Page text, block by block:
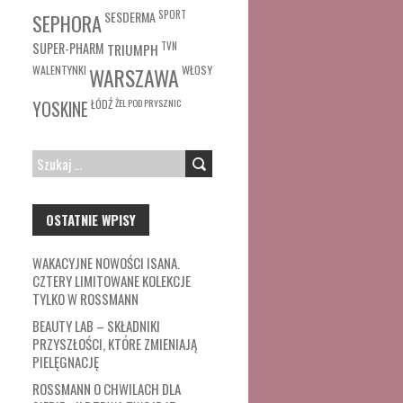
SEPHORASESDERMA SPORT
SUPER-PHARM TRIUMPH TVN
WALENTYNKI WARSZAWA WŁOSY
YOSKINE ŁÓDŹŻEL POD PRYSZNIC
SZUKAJ:
OSTATNIE WPISY
WAKACYJNE NOWOŚCI ISANA.
CZTERY LIMITOWANE KOLEKCJE
TYLKO W ROSSMANN
BEAUTY LAB – SKŁADNIKI
PRZYSZŁOŚCI, KTÓRE ZMIENIAJĄ
PIELĘGNACJĘ
ROSSMANN O CHWILACH DLA